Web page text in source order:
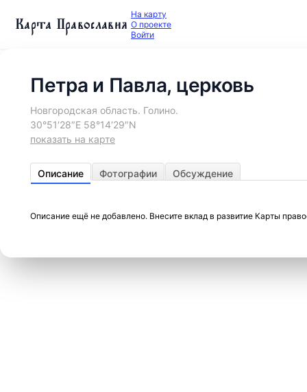
Карта Православия На карту
О проекте
Войти
Петра и Павла, церковь
Новгородская область. Голино.
30°51′28″E 58°14′29″N
показать на карте
Описание Фотографии Обсуждение
Описание ещё не добавлено. Внесите вклад в развитие Карты